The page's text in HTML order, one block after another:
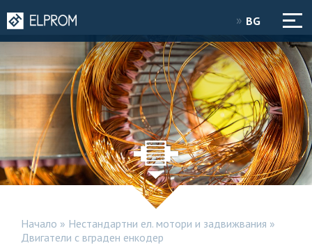
BG
Начало » Нестандартни ел. мотори и задвижвания »
Двигатели с вграден енкодер